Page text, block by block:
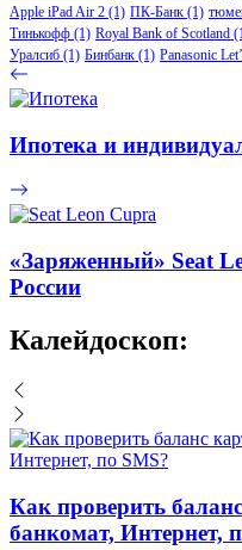
Apple iPad Air 2 (1) ПК-Банк (1)
Тинькофф (1) Royal Bank of Scotland
Уралсиб (1) Бинбанк (1) Panasonic
Ипотека и
«Заряженный» Seat
России
Калейдоскоп:
Как проверить
банкомат, Интернет,